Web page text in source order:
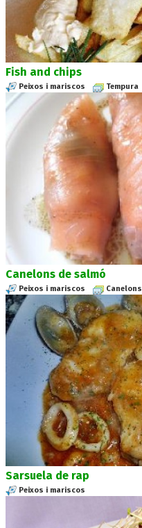
Fish and chips
Peixos i mariscos Tempura
Canelons de salmó
Peixos i mariscos Canelons
Sarsuela de rap
Peixos i mariscos